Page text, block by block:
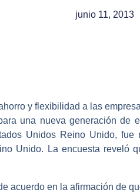
junio 11, 2013
y flexibilidad a las
una nueva generación de
Unidos Reino Unido,
Unido. La encuesta reveló
acuerdo en la afirmación de